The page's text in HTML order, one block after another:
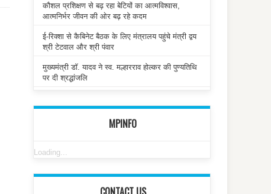
कौशल प्रशिक्षण से बढ़ रहा बेटियों का आत्मविश्वास,
आत्मनिर्भर जीवन की ओर बढ़ रहे कदम
ई-रिक्शा से कैबिनेट बैठक के लिए मंत्रालय पहुंचे मंत्री द्वय
श्री टेटवाल और श्री पंवार
मुख्यमंत्री डॉ. यादव ने स्व. मल्हारराव होल्कर की पुण्यतिथि
पर दी श्रद्धांजलि
MPINFO
Loading...